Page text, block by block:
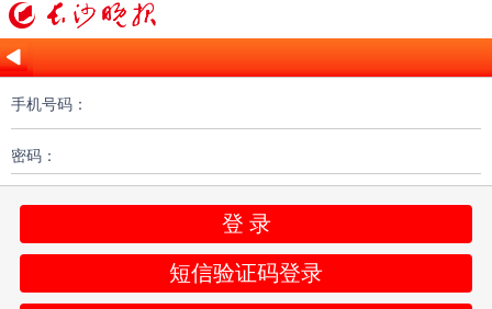
手机号码：
密码：
登 录
短信验证码登录